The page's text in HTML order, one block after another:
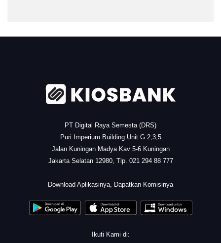
PT Digital Raya Semesta (DRS)
Puri Imperium Building Unit G 2,3,5
Jalan Kuningan Madya Kav 5-6 Kuningan
Jakarta Selatan 12980, Tlp. 021 294 88 777
Download Aplikasinya, Dapatkan Komisinya
Ikuti Kami di: